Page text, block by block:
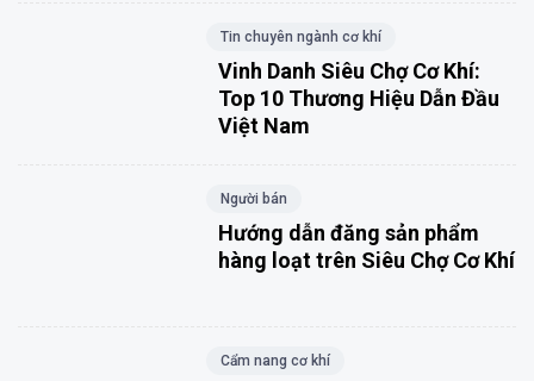
Tin chuyên ngành cơ khí
Vinh Danh Siêu Chợ Cơ Khí:
Top 10 Thương Hiệu Dẫn Đầu
Việt Nam
Người bán
Hướng dẫn đăng sản phẩm
hàng loạt trên Siêu Chợ Cơ Khí
Cẩm nang cơ khí